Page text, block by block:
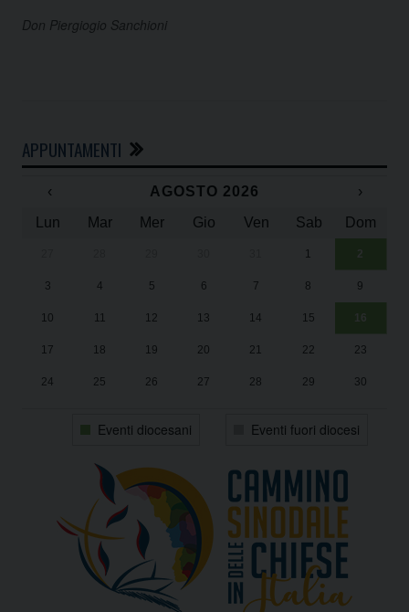
Don Piergiogio Sanchioni
APPUNTAMENTI
‹ AGOSTO 2026
›
Lun
Mar Mer Gio Ven Sab Dom
1 2
3 4 5 6 7 8 9
10 11 12 13 14 15 16
17 18 19 20 21 22 23
24 25 26 27 28 29 30
Eventi diocesani Eventi fuori diocesi